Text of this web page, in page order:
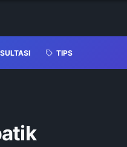
TIPS